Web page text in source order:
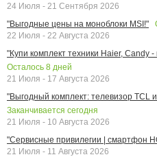
24 Июля - 21 Сентября 2026
"Выгодные цены на моноблоки MSI!"
22 Июля - 22 Августа 2026
"Купи комплект техники Haier, Candy -
Осталось 8 дней
21 Июля - 17 Августа 2026
"Выгодный комплект: телевизор TCL
Заканчивается сегодня
21 Июля - 10 Августа 2026
"Сервисные привилегии | смартфон
21 Июля - 11 Августа 2026